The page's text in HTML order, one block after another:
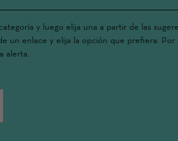
y luego elija una a partir de las
un enlace y elija la opción que prefiera. Por
alerta.